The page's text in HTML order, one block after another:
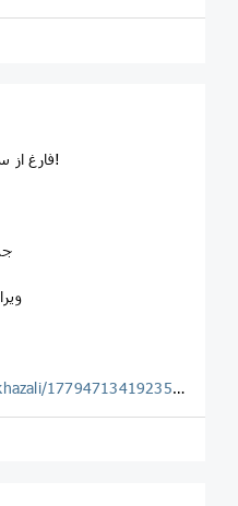
✅فارغ از ساختار، نقد بی پرده مسئولین!
1779471341923509382